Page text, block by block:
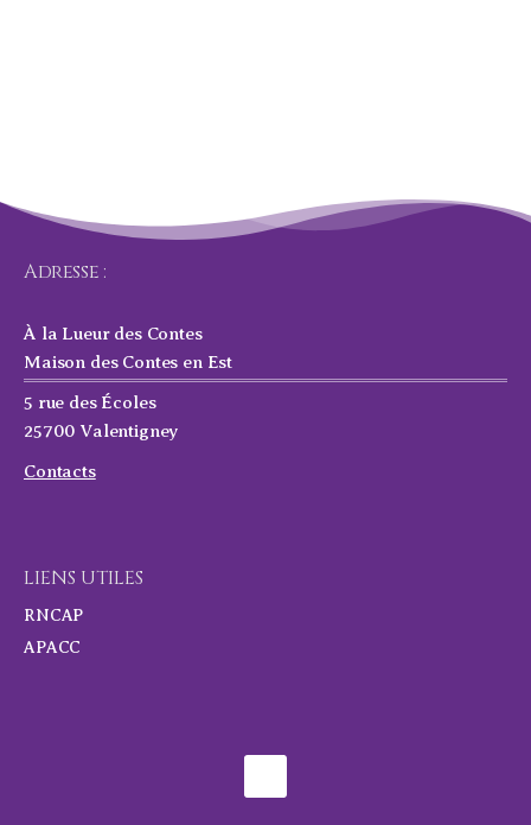
Adresse :
À la Lueur des Contes
Maison des Contes en Est
5 rue des Écoles
25700 Valentigney
Contacts
LIENS UTILES
RNCAP
APACC